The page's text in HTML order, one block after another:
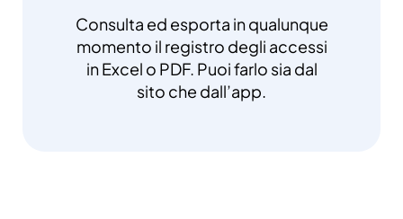
Consulta ed esporta in qualunque
momento il registro degli accessi
in Excel o PDF. Puoi farlo sia dal
sito che dall’app.